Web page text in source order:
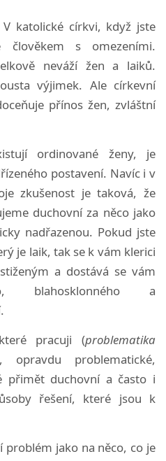
katolické církvi, když jste
člověkem s omezeními.
neváží žen a laiků.
výjimek. Ale církevní
přínos žen, zvláštní
ordinované ženy, je
postavení. Navíc i v
zkušenost je taková, že
duchovní za něco jako
nadřazenou. Pokud jste
je laik, tak se k vám klerici
a dostává se vám
blahosklonného a
pracuji (problematika
, opravdu problematické,
přimět duchovní a často i
řešení, které jsou k
problém jako na něco, co je